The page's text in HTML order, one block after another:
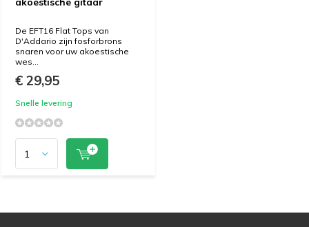
De EFT16 Flat Tops van
D'Addario zijn fosforbrons
snaren voor uw akoestische
wes...
€ 29,95
Snelle levering